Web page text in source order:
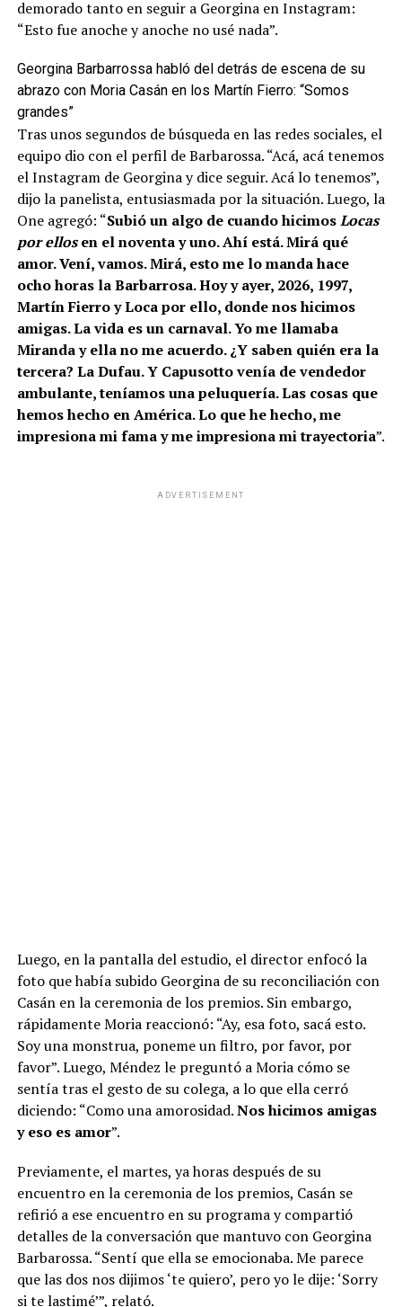
demorado tanto en seguir a Georgina en Instagram:
“Esto fue anoche y anoche no usé nada”.
Georgina Barbarrossa habló del detrás de escena de su
abrazo con Moria Casán en los Martín Fierro: “Somos
grandes”
Tras unos segundos de búsqueda en las redes sociales, el
equipo dio con el perfil de Barbarossa. “Acá, acá tenemos
el Instagram de Georgina y dice seguir. Acá lo tenemos”,
dijo la panelista, entusiasmada por la situación. Luego, la
One agregó: “Subió un algo de cuando hicimosLocas
por ellosen el noventa y uno. Ahí está. Mirá qué
amor. Vení, vamos. Mirá, esto me lo manda hace
ocho horas la Barbarrosa. Hoy y ayer, 2026, 1997,
Martín Fierro y Loca por ello, donde nos hicimos
amigas. La vida es un carnaval. Yo me llamaba
Miranda y ella no me acuerdo. ¿Y saben quién era la
tercera? La Dufau. Y Capusotto venía de vendedor
ambulante, teníamos una peluquería. Las cosas que
hemos hecho en América. Lo que he hecho, me
impresiona mi fama y me impresiona mi trayectoria”.
ADVERTISEMENT
Luego, en la pantalla del estudio, el director enfocó la
foto que había subido Georgina de su reconciliación con
Casán en la ceremonia de los premios. Sin embargo,
rápidamente Moria reaccionó: “Ay, esa foto, sacá esto.
Soy una monstrua, poneme un filtro, por favor, por
favor”. Luego, Méndez le preguntó a Moria cómo se
sentía tras el gesto de su colega, a lo que ella cerró
diciendo: “Como una amorosidad.Nos hicimos amigas
y eso es amor”.
Previamente, el martes, ya horas después de su
encuentro en la ceremonia de los premios, Casán se
refirió a ese encuentro en su programa y compartió
detalles de la conversación que mantuvo con Georgina
Barbarossa. “Sentí que ella se emocionaba. Me parece
que las dos nos dijimos ‘te quiero’, pero yo le dije: ‘Sorry
si te lastimé’”, relató.